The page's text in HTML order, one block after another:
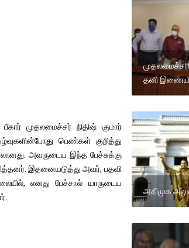
முதலமைச்சர் நிதிஷ் குமார்
பெண்கள் குறித்து
அவருடைய இந்த பேச்சுக்கு
இதனையடுத்து அவர், பதவி
எனது பேச்சால் யாருடைய
தனி
அதிமுக